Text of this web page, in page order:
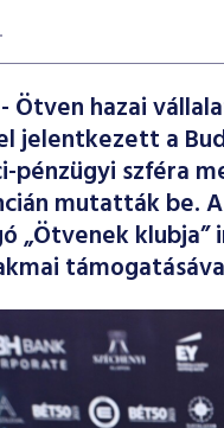
- Ötven hazai
jelentkezett a
pénzügyi szféra
mutatták be.
„Ötvenek